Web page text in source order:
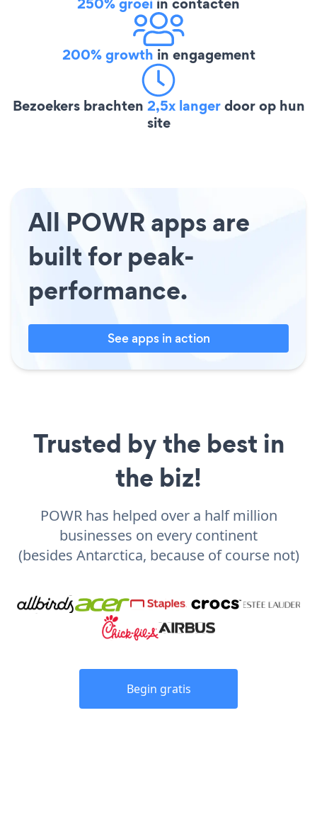
200% growth in engagement
Bezoekers brachten 2,5x langerdoor op hun
site
All POWR apps are
built for peak-
performance.
See apps in action
Trusted by the best in
the biz!
POWR has helped over a half million
businesses on every continent
(besides Antarctica, because of course not)
Begin gratis